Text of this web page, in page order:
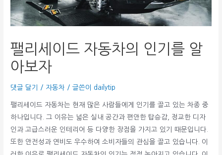
팰리세이드 자동차의 인기를 알
아보자
댓글 달기 / 자동차 / 글쓴이 dailytip
팰리세이드 자동차는 현재 많은 사람들에게 인기를 끌고 있는 차종 중
하나입니다. 그 이유는 넓은 실내 공간과 편안한 탑승감, 정교한 디자
인과 고급스러운 인테리어 등 다양한 장점을 가지고 있기 때문입니다.
또한 안전성과 연비도 우수하여 소비자들의 관심을 끌고 있습니다. 이